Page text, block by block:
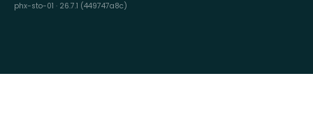
phx-sto-01 · 26.7.1 (449747a8c)